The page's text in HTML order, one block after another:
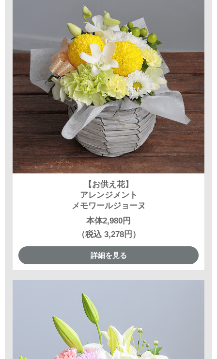
【お供え花】
アレンジメント
メモワールジョーヌ
本体2,980円
（税込 3,278円）
詳細を見る